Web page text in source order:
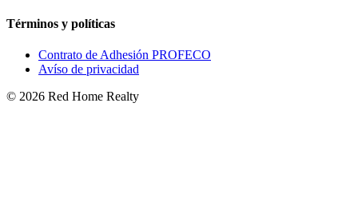
Términos y políticas
Contrato de Adhesión PROFECO
Avíso de privacidad
© 2026 Red Home Realty